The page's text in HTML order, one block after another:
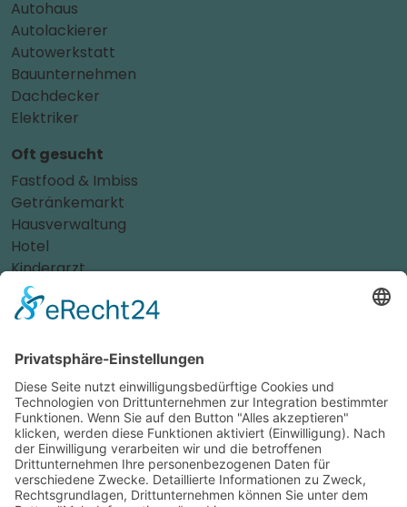
Autohaus
Autolackierer
Autowerkstatt
Bauunternehmen
Dachdecker
Elektriker
Oft gesucht
Fastfood & Imbiss
Getränkemarkt
Hausverwaltung
Hotel
Kinderarzt
Personalvermittler
Weitere Sportvereine
Zahnarzt
Tennis
Tankstelle
Tierbedarf
Parken
Für Ihr Unternehmen